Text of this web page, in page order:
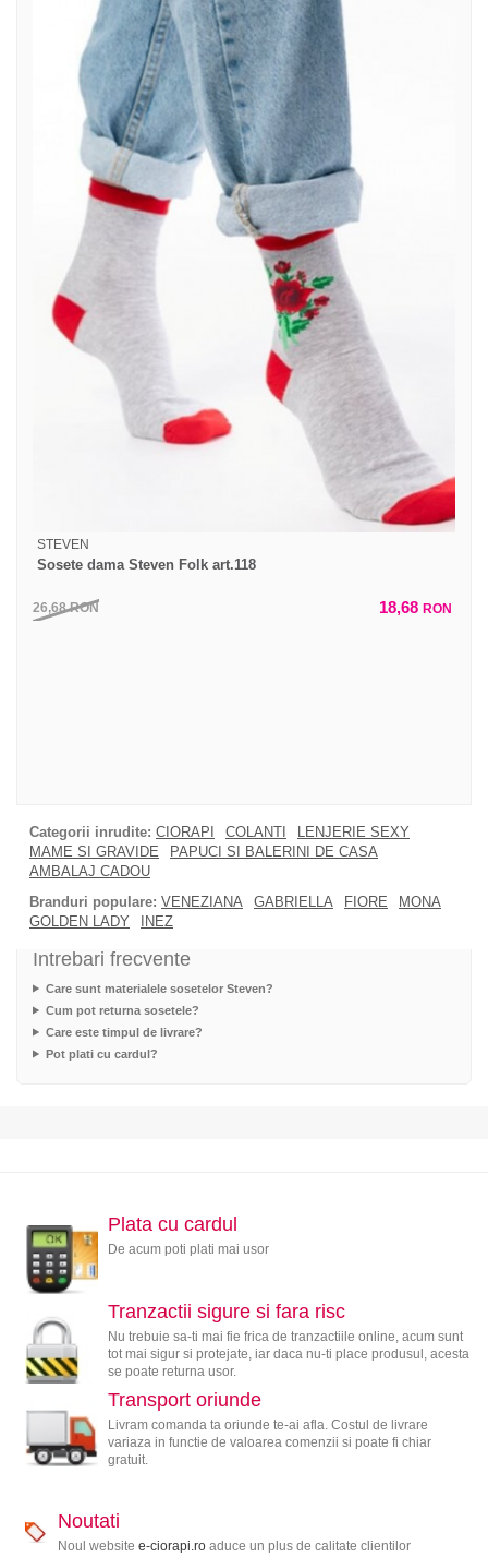
STEVEN
Sosete dama Steven Folk art.118
26,68RON 18,68 RON
Categorii inrudite: CIORAPI COLANTI
LENJERIE SEXY
MAME SI GRAVIDE
PAPUCI SI BALERINI DE CASA
AMBALAJ CADOU
Branduri populare: VENEZIANA GABRIELLA FIORE
MONA
GOLDEN LADY
INEZ
Intrebari frecvente
Care sunt materialele sosetelor Steven?
Cum pot returna sosetele?
Care este timpul de livrare?
Pot plati cu cardul?
Plata cu cardul
De acum poti plati mai usor
Tranzactii sigure si fara risc
Nu trebuie sa-ti mai fie frica de tranzactiile online, acum sunt
tot mai sigur si protejate, iar daca nu-ti place produsul, acesta
se poate returna usor.
Transport oriunde
Livram comanda ta oriunde te-ai afla. Costul de livrare
variaza in functie de valoarea comenzii si poate fi chiar
gratuit.
Noutati
Noul website e-ciorapi.roaduce un plus de calitate clientilor